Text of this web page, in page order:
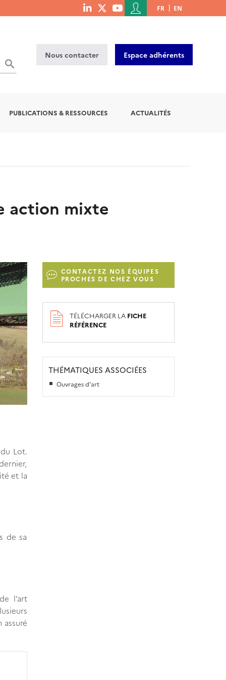
menu
Menu
du
de
l'utilisateur
FR EN
Nous contacter Espace adhérents
PUBLICATIONS & RESSOURCES ACTUALITÉS
action mixte
Lot.
et la
de sa
l’art
CONTACTEZ NOS ÉQUIPES
PROCHES DE CHEZ VOUS
TÉLÉCHARGER LA FICHE
RÉFÉRENCE
THÉMATIQUES ASSOCIÉES
Ouvrages d’art